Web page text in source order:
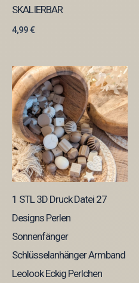
SKALIERBAR
4,99€
1 STL 3D Druck Datei 27
Designs Perlen
Sonnenfänger
Schlüsselanhänger Armband
Leolook Eckig Perlchen